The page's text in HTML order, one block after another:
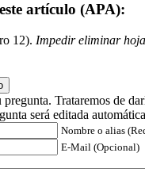
artículo (APA):
12). Impedir eliminar
Trataremos de
será editada
Nombre o alias
E-Mail (Opcional)